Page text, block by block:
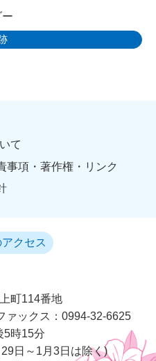
て
事項・著作権・リンク
クセス
町114番地
ァックス：0994-32-6625
5時15分
日～1月3日は除く)